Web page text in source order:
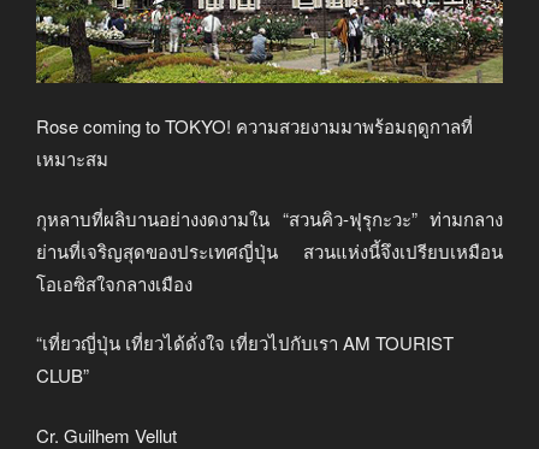
Rose coming to TOKYO! ความสวยงามมาพร้อมฤดูกาลที่
เหมาะสม
กุหลาบที่ผลิบานอย่างงดงามใน “สวนคิว-ฟุรุกะวะ” ท่ามกลาง
ย่านที่เจริญสุดของประเทศญี่ปุ่น สวนแห่งนี้จึงเปรียบเหมือน
โอเอซิสใจกลางเมือง
“เที่ยวญี่ปุ่น เที่ยวได้ดั่งใจ เที่ยวไปกับเรา AM TOURIST
CLUB”
Cr. Guilhem Vellut